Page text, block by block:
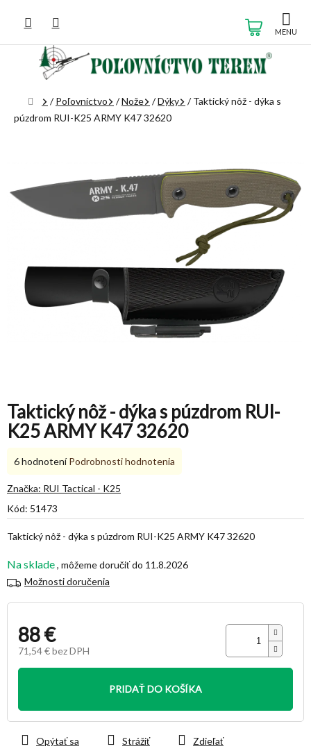
obsah
KOŠÍK
Domov
/ Poľovníctvo /Nože /Dýky / Taktický nôž - dýka s
púzdrom RUI-K25 ARMY K47 32620
Taktický nôž - dýka s púzdrom RUI-
K25 ARMY K47 32620
Kód: 51473
Na sklade
11.8.2026
Možnosti doručenia
88 €
71,54 € bez DPH
Jednotková
PRIDAŤ DO KOŠÍKA
Taktický nôž - dýka s púzdrom RUI-K25 ARMY K47 32620
Opýtať sa Strážiť Zdieľať
Priemerné
produktu
5,0
5
6 hodnotení Podrobnosti hodnotenia
Značka: RUI Tactical - K25